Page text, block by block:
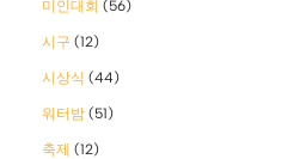
미인대회 (56)
시구 (12)
시상식 (44)
워터밤 (51)
축제 (12)